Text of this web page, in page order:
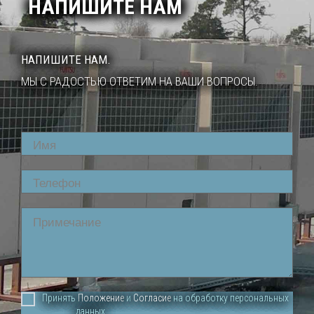
НАПИШИТЕ НАМ
НАПИШИТЕ НАМ.
МЫ С РАДОСТЬЮ ОТВЕТИМ НА ВАШИ ВОПРОСЫ.
Name
Phone
Comment
Принять Положение и Согласие на обработку персональных
данных.